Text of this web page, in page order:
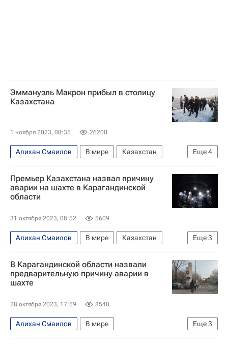
Эммануэль Макрон прибыл в столицу
Казахстана
1 ноября 2023, 08:35 26200
Еще4
Алихан Смаилов В мире
Казахстан
Астана
Франция
Эммануэль Макрон
Касым-Жомарт Токаев
Премьер Казахстана назвал причину
аварии на шахте в Карагандинской
области
31 октября 2023, 08:52 5609
Еще3
Алихан Смаилов В мире
Казахстан
Карагандинская область
АрселорМиттал Темиртау
Происшествия
В Карагандинской области назвали
предварительную причину аварии в
шахте
28 октября 2023, 17:59 8548
Еще3
Алихан Смаилов
В мире
Карагандинская область
Казахстан